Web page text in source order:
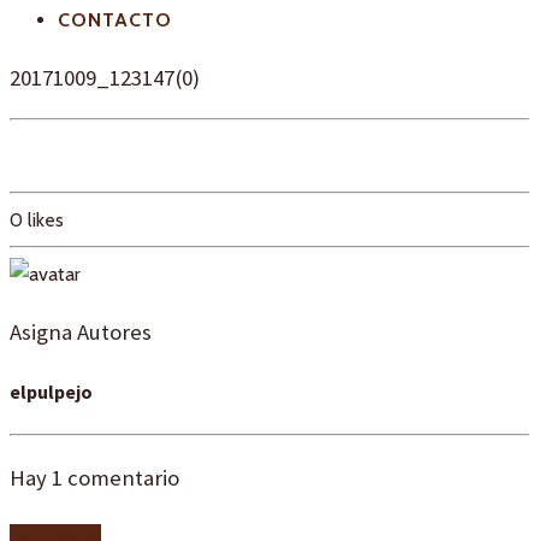
CONTACTO
20171009_123147(0)
0 likes
Asigna Autores
elpulpejo
Hay 1 comentario